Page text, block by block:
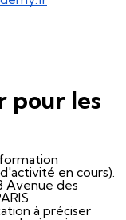
pour les
en cours).
Avenue des
à préciser